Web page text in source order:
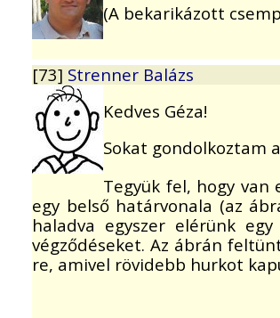
(A bekarikázott
[73] Strenner Balázs
Kedves Géza!
Sokat gondolkoztam
Tegyük fel, hogy van
egy belső határvonala (az
haladva egyszer elérünk
végződéseket. Az ábrán
re, amivel rövidebb hurkot